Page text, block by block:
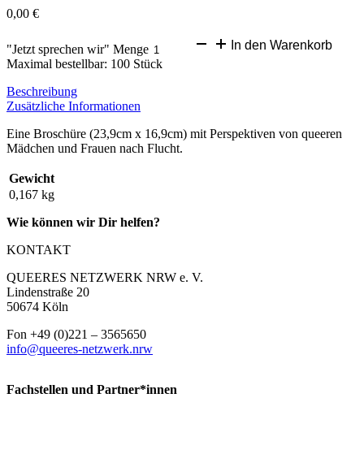
0,00 €
"Jetzt sprechen wir" Menge
In den Warenkorb
Maximal bestellbar: 100 Stück
Beschreibung
Zusätzliche Informationen
Eine Broschüre (23,9cm x 16,9cm) mit Perspektiven von queeren
Mädchen und Frauen nach Flucht.
Gewicht
0,167 kg
Wie können wir Dir helfen?
KONTAKT
QUEERES NETZWERK NRW e. V.
Lindenstraße 20
50674 Köln
Fon +49 (0)221 – 3565650
info@queeres-netzwerk.nrw
Fachstellen und Partner*innen